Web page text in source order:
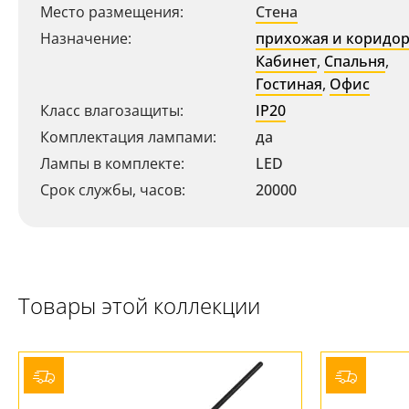
Ваш регион:Москва
+7 (800) 775-63-32 - бесплатно по России
Место размещения:
Стена
Назначение:
прихожая и коридор
Кабинет, Спальня,
Гостиная, Офис
Класс влагозащиты:
IP20
Комплектация лампами:
да
Лампы в комплекте:
LED
Срок службы, часов:
20000
Товары этой коллекции